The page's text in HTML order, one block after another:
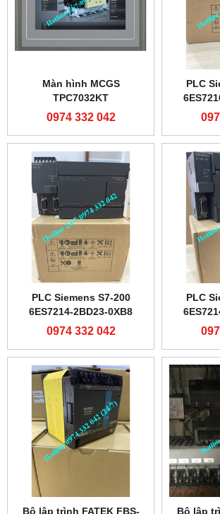
Màn hình MCGS
TPC7032KT
0974 332 042
PLC
PLC Siemens S7-200
6ES7214-2BD23-0XB8
0974 332 042
PLC
Bộ lập trình FATEK FBS-
Bộ lập